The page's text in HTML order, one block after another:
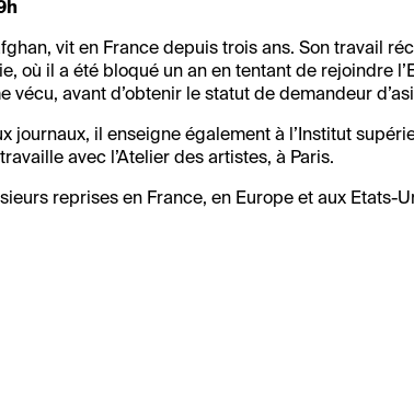
vit en France depuis trois ans. Son travail
où il a été bloqué un an en tentant de rejoindre
vécu, avant d’obtenir le statut de demandeur
journaux, il enseigne également à l’Institut
avec l’Atelier des artistes, à Paris.
reprises en France, en Europe et aux Etats-